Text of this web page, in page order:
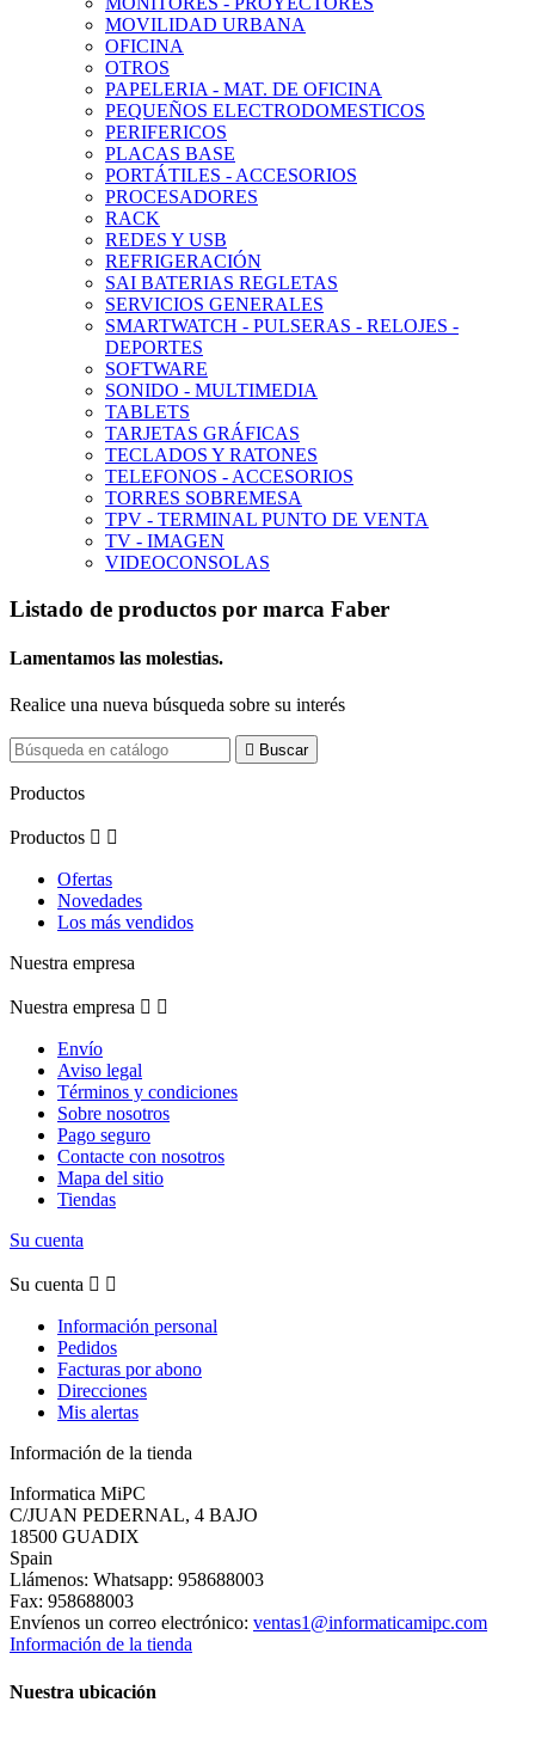
MOVILIDAD URBANA
OFICINA
OTROS
PAPELERIA - MAT. DE OFICINA
PEQUEÑOS ELECTRODOMESTICOS
PERIFERICOS
PLACAS BASE
PORTÁTILES - ACCESORIOS
PROCESADORES
RACK
REDES Y USB
REFRIGERACIÓN
SAI BATERIAS REGLETAS
SERVICIOS GENERALES
SMARTWATCH - PULSERAS - RELOJES -
DEPORTES
SOFTWARE
SONIDO - MULTIMEDIA
TABLETS
TARJETAS GRÁFICAS
TECLADOS Y RATONES
TELEFONOS - ACCESORIOS
TORRES SOBREMESA
TPV - TERMINAL PUNTO DE VENTA
TV - IMAGEN
VIDEOCONSOLAS
Listado de productos por marca Faber
Lamentamos las molestias.
Realice una nueva búsqueda sobre su interés
 Buscar
Productos
Productos  
Ofertas
Novedades
Los más vendidos
Nuestra empresa
Nuestra empresa  
Envío
Aviso legal
Términos y condiciones
Sobre nosotros
Pago seguro
Contacte con nosotros
Mapa del sitio
Tiendas
Su cuenta
Su cuenta  
Información personal
Pedidos
Facturas por abono
Direcciones
Mis alertas
Información de la tienda
Informatica MiPC
C/JUAN PEDERNAL, 4 BAJO
18500 GUADIX
Spain
Llámenos: Whatsapp: 958688003
Fax: 958688003
Envíenos un correo electrónico: ventas1@informaticamipc.com
Información de la tienda
Nuestra ubicación